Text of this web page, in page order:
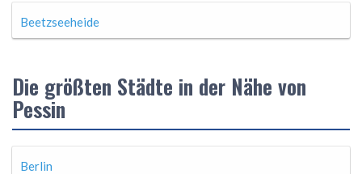
Beetzseeheide
Die größten Städte in der Nähe von
Pessin
Berlin